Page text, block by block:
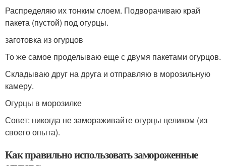
Распределяю их тонким слоем. Подворачиваю край
пакета (пустой) под огурцы.
заготовка из огурцов
То же самое проделываю еще с двумя пакетами огурцов.
Складываю друг на друга и отправляю в морозильную
камеру.
Огурцы в морозилке
Совет: никогда не замораживайте огурцы целиком (из
своего опыта).
Как правильно использовать замороженные